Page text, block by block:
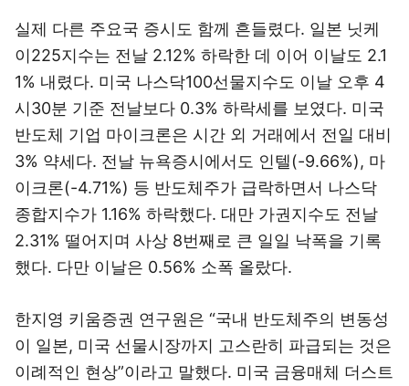
실제 다른 주요국 증시도 함께 흔들렸다. 일본 닛케
이225지수는 전날 2.12% 하락한 데 이어 이날도 2.1
1% 내렸다. 미국 나스닥100선물지수도 이날 오후 4
시30분 기준 전날보다 0.3% 하락세를 보였다. 미국
반도체 기업 마이크론은 시간 외 거래에서 전일 대비
3% 약세다. 전날 뉴욕증시에서도 인텔(-9.66%), 마
이크론(-4.71%) 등 반도체주가 급락하면서 나스닥
종합지수가 1.16% 하락했다. 대만 가권지수도 전날
2.31% 떨어지며 사상 8번째로 큰 일일 낙폭을 기록
했다. 다만 이날은 0.56% 소폭 올랐다.
한지영 키움증권 연구원은 “국내 반도체주의 변동성
이 일본, 미국 선물시장까지 고스란히 파급되는 것은
이례적인 현상”이라고 말했다. 미국 금융매체 더스트